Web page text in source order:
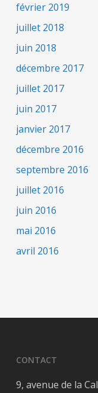
février 2019
juillet 2018
juin 2018
décembre 2017
juillet 2017
juin 2017
janvier 2017
décembre 2016
septembre 2016
juillet 2016
juin 2016
mai 2016
avril 2016
CONTACT
9, avenue de la